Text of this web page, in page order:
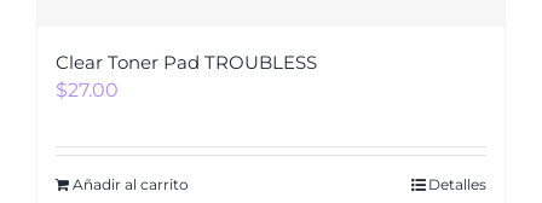
Clear Toner Pad TROUBLESS
$27.00
Añadir al carrito Detalles